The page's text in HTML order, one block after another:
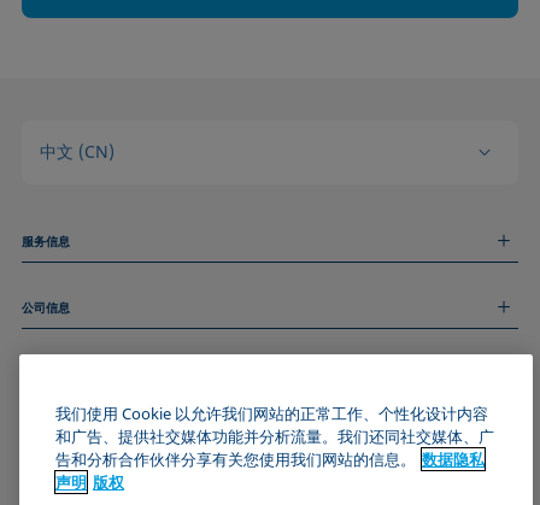
中文 (CN)
服务信息
技术服务
和我们取得联系
公司信息
关于我们
数据隐私声明
Cookie政策
加入KRÜSS社区
我们使用 Cookie 以允许我们网站的正常工作、个性化设计内容
和广告、提供社交媒体功能并分析流量。我们还同社交媒体、广
告和分析合作伙伴分享有关您使用我们网站的信息。
数据隐私
声明 版权